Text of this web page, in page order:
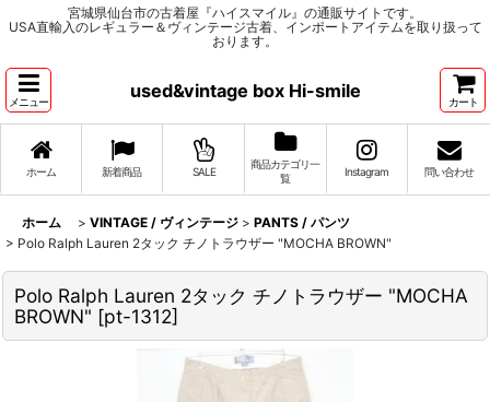
宮城県仙台市の古着屋『ハイスマイル』の通販サイトです。
USA直輸入のレギュラー＆ヴィンテージ古着、インポートアイテムを取り扱って
おります。
メニュー
used&vintage box Hi-smile
カート
ホーム 新着商品 SALE
商品カテゴリ一
覧
Instagram 問い合わせ
ホーム > VINTAGE / ヴィンテージ > PANTS / パンツ
> Polo Ralph Lauren 2タック チノトラウザー "MOCHA BROWN"
Polo Ralph Lauren 2タック チノトラウザー "MOCHA
BROWN" [pt-1312]